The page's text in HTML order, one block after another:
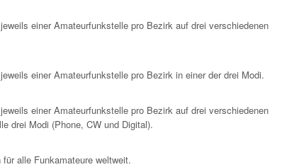
einer Amateurfunkstelle pro Bezirk auf drei verschiedenen
einer Amateurfunkstelle pro Bezirk in einer der drei Modi.
einer Amateurfunkstelle pro Bezirk auf drei verschiedenen
drei Modi (Phone, CW und Digital).
alle Funkamateure weltweit.